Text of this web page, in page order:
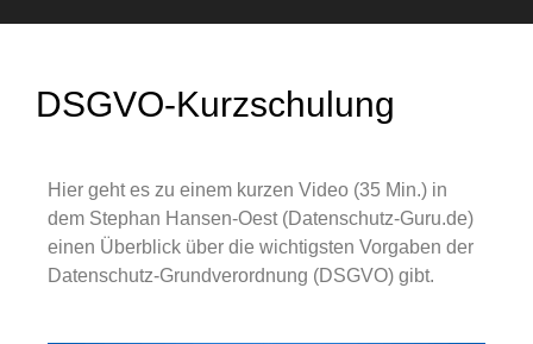
DSGVO-Kurzschulung
Hier geht es zu einem kurzen Video (35 Min.) in
dem Stephan Hansen-Oest (Datenschutz-Guru.de)
einen Überblick über die wichtigsten Vorgaben der
Datenschutz-Grundverordnung (DSGVO) gibt.